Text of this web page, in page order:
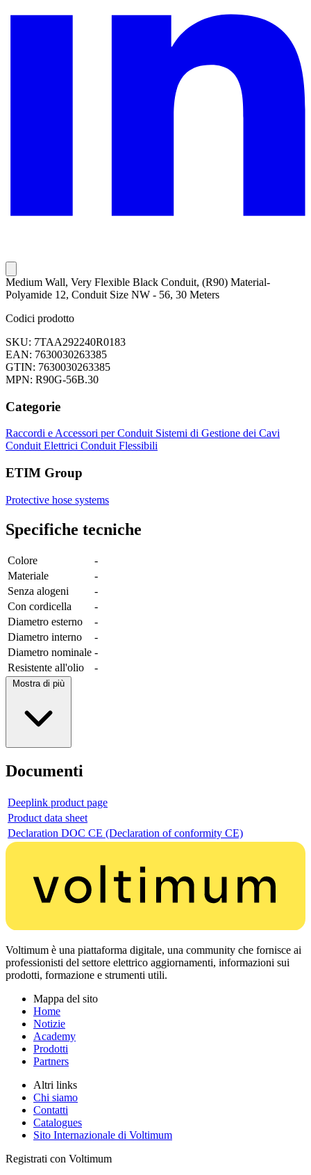
Medium Wall, Very Flexible Black Conduit, (R90) Material-
Polyamide 12, Conduit Size NW - 56, 30 Meters
Codici prodotto
SKU: 7TAA292240R0183
EAN: 7630030263385
GTIN: 7630030263385
MPN: R90G-56B.30
Categorie
Raccordi e Accessori per Conduit Sistemi di Gestione dei Cavi
Conduit Elettrici Conduit Flessibili
ETIM Group
Protective hose systems
Specifiche tecniche
Colore
-
Materiale
-
Senza alogeni
-
Con cordicella
-
Diametro esterno
-
Diametro interno
-
Diametro nominale -
Resistente all'olio
-
Mostra di più
Documenti
Deeplink product page
Product data sheet
Declaration DOC CE (Declaration of conformity CE)
Voltimum è una piattaforma digitale, una community che fornisce ai
professionisti del settore elettrico aggiornamenti, informazioni sui
prodotti, formazione e strumenti utili.
Mappa del sito
Home
Notizie
Academy
Prodotti
Partners
Altri links
Chi siamo
Contatti
Catalogues
Sito Internazionale di Voltimum
Registrati con Voltimum